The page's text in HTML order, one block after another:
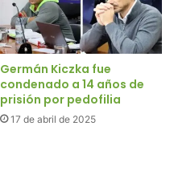
Germán Kiczka fue
condenado a 14 años de
prisión por pedofilia
17 de abril de 2025